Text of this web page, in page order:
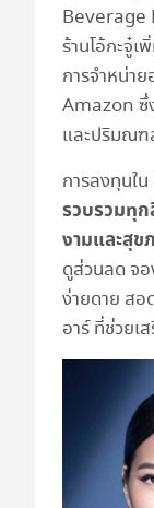
Beverage
ร้านโอ้กะจู๋
การจำหน่า
Amazon ซึ่
และปริมณฑ
การลงทุนใน
รวบรวมทุก
งามและสุข
ดูส่วนลด จอ
ง่ายดาย สอ
อาร์ ที่ช่วย